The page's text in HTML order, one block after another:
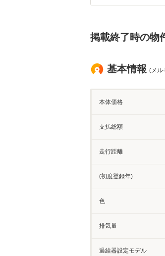
掲載終了時の物
基本情報 (メル
本体価格
支払総額
走行距離
(初度登録年)
色
排気量
過給器設定モデル